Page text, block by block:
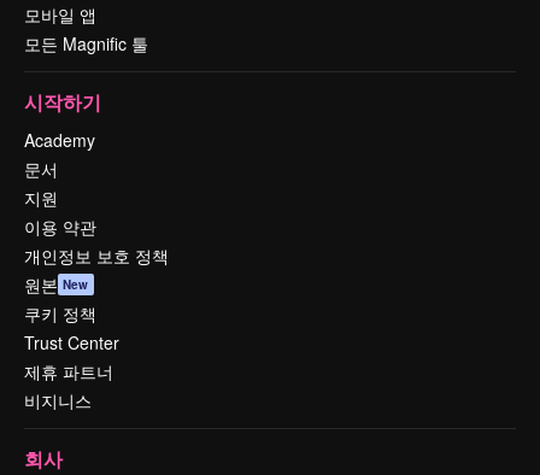
모바일 앱
모든 Magnific 툴
시작하기
Academy
문서
지원
이용 약관
개인정보 보호 정책
원본 New
쿠키 정책
Trust Center
제휴 파트너
비지니스
회사